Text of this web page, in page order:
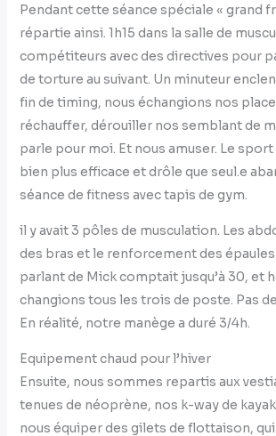
Pendant cette séance spéciale « grand
répartie ainsi. 1h15 dans la salle de
compétiteurs avec des directives pour
de torture au suivant. Un minuteur
fin de timing, nous échangions nos
réchauffer, dérouiller nos semblant de
parle pour moi. Et nous amuser. Le
bien plus efficace et drôle que seul.e
séance de fitness avec tapis de gym.
il y avait 3 pôles de musculation. Les
des bras et le renforcement des
parlant de Mick comptait jusqu’à 30, et
changions tous les trois de poste. Pas de
En réalité, notre manège a duré 3/4h.
Equipement chaud pour l’hiver
Ensuite, nous sommes repartis aux
tenues de néoprène, nos k-way de
nous équiper des gilets de flottaison,